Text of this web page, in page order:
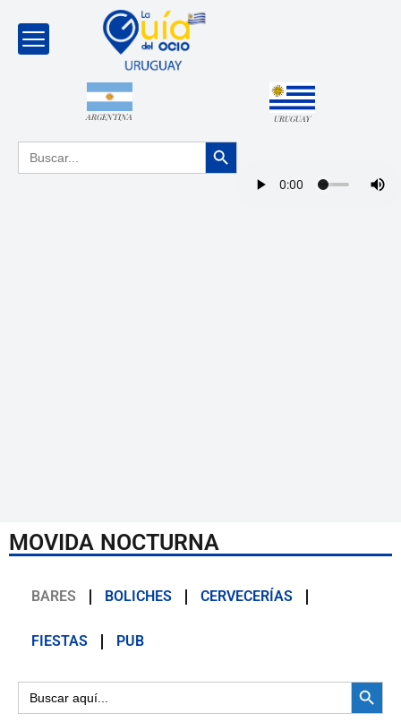
ARGENTINA URUGUAY
Buscar: Botón de búsqueda
MOVIDA NOCTURNA
BARES BOLICHES CERVECERÍAS
FIESTAS PUB
Buscar: Botón